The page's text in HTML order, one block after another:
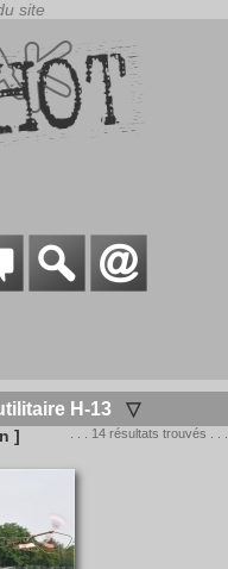
H-13 ▽
] . . . 14 résultats trouvés . . .